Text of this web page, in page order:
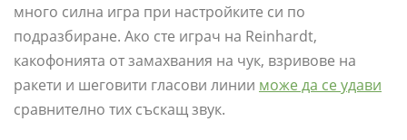
много силна игра при настройките си по
подразбиране. Ако сте играч на Reinhardt,
какофонията от замахвания на чук, взривове на
ракети и шеговити гласови линии може да се удави
сравнително тих съскащ звук.